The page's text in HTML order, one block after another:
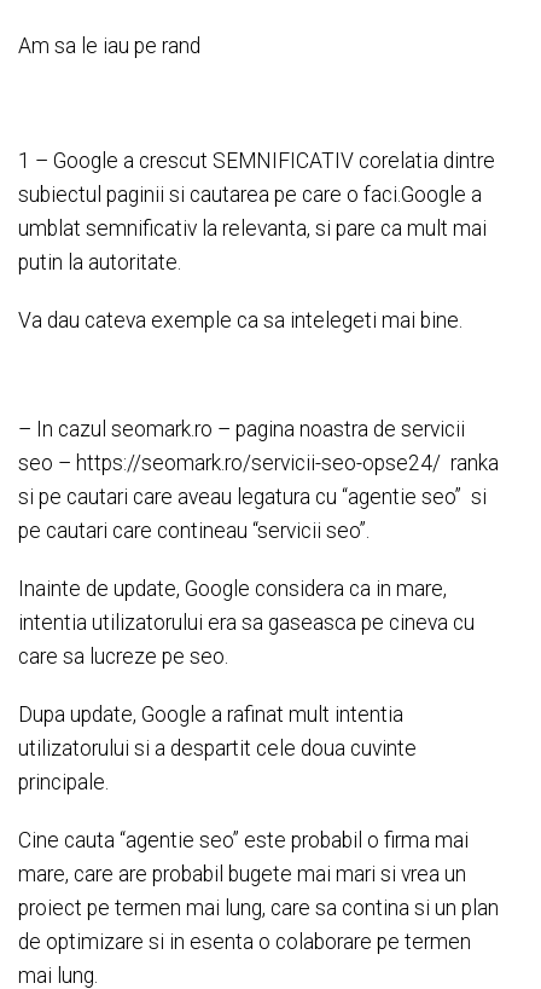
Am sa le iau pe rand
1 – Google a crescut SEMNIFICATIV corelatia dintre
subiectul paginii si cautarea pe care o faci.Google a
umblat semnificativ la relevanta, si pare ca mult mai
putin la autoritate.
Va dau cateva exemple ca sa intelegeti mai bine.
– In cazul seomark.ro – pagina noastra de servicii
seo – https://seomark.ro/servicii-seo-opse24/ ranka
si pe cautari care aveau legatura cu “agentie seo” si
pe cautari care contineau “servicii seo”.
Inainte de update, Google considera ca in mare,
intentia utilizatorului era sa gaseasca pe cineva cu
care sa lucreze pe seo.
Dupa update, Google a rafinat mult intentia
utilizatorului si a despartit cele doua cuvinte
principale.
Cine cauta “agentie seo” este probabil o firma mai
mare, care are probabil bugete mai mari si vrea un
proiect pe termen mai lung, care sa contina si un plan
de optimizare si in esenta o colaborare pe termen
mai lung.